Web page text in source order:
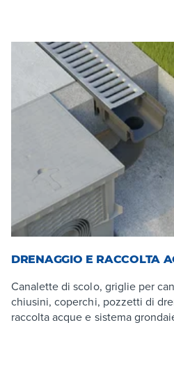
DRENAGGIO E RACCOLTA
Canalette di scolo, griglie per
chiusini, coperchi, pozzetti di
raccolta acque e sistema